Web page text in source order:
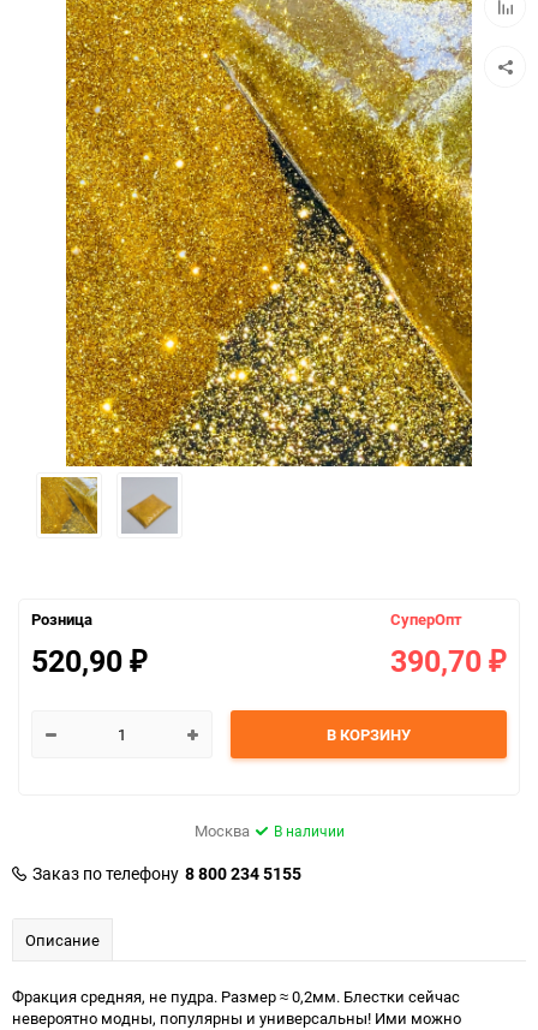
Розница
520,90 ₽
СуперОпт
390,70 ₽
В КОРЗИНУ
Москва В наличии
Заказ по телефону 8 800 234 5155
Описание
Фракция средняя, не пудра. Размер ≈ 0,2мм. Блестки сейчас
невероятно модны, популярны и универсальны! Ими можно